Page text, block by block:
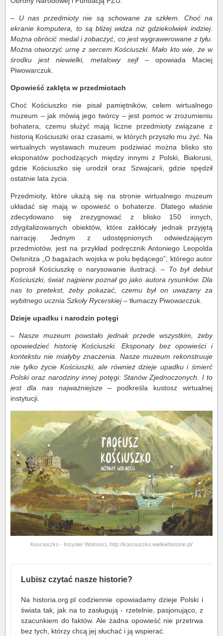
– U nas przedmioty nie są schowane za szkłem. Choć na
ekranie komputera, to są bliżej widza niż gdziekolwiek indziej.
Można obrócić medal i zobaczyć, co jest wygrawerowane z tyłu.
Można otworzyć urnę z sercem Kościuszki. Mało kto wie, że w
środku jest niewielki, metalowy sejf – opowiada Maciej
Piwowarczuk.
Opowieść zaklęta w przedmiotach
Choć Kościuszko nie pisał pamiętników, celem wirtualnego
muzeum – jak mówią jego twórcy – jest pomoc w zrozumieniu
bohatera, czemu służyć mają liczne przedmioty związane z
historią Kościuszki oraz czasami, w których przyszło mu żyć. Na
wirtualnych wystawach muzeum podziwiać można blisko sto
eksponatów pochodzących między innymi z Polski, Białorusi,
gdzie Kościuszko się urodził oraz Szwajcarii, gdzie spędził
ostatnie lata życia.
Przedmioty, które ukażą się na stronie wirtualnego muzeum
układać się mają w opowieść o bohaterze. Dlatego właśnie
zdecydowano się zrezygnować z blisko 150 innych,
zdygitalizowanych obiektów, które zakłócały jednak przyjętą
narrację. Jednym z udostępnionych odwiedzającym
przedmiotów, jest na przykład podręcznik Antoniego Leopolda
Oelsnitza „O bagażach wojska w polu będącego”, którego autor
poprosił Kościuszkę o narysowanie ilustracji. – To był debiut
Kościuszki, świat najpierw poznał go jako autora rysunków. Dla
nas to pretekst, żeby pokazać, czemu był on uważany za
wybitnego ucznia Szkoły Rycerskiej– tłumaczy Piwowarczuk.
Dzieje upadku i narodzin potęgi
– Nasze muzeum powstało jednak przede wszystkim, żeby
opowiedzieć historię Kościuszki. Eksponaty bez opowieści i
kontekstu nie miałyby znaczenia. Nasze muzeum rekonstruuje
nie tylko życie Kościuszki, ale również dzieje upadku i śmierć
Polski oraz narodziny innej potęgi: Stanów Zjednoczonych. I to
jest dla nas najważniejsze– podkreśla kustosz wirtualnej
instytucji.
Kosciuszko - Inzynier Wolnosci, http://kosciuszko.wielkiehistorie.pl/
Lubisz czytać nasze historie?
Na historia.org.pl codziennie opowiadamy dzieje Polski i
świata tak, jak na to zasługują - rzetelnie, pasjonująco, z
szacunkiem do faktów. Ale żadna opowieść nie przetrwa
bez tych, którzy chcą jej słuchać i ją wspierać.